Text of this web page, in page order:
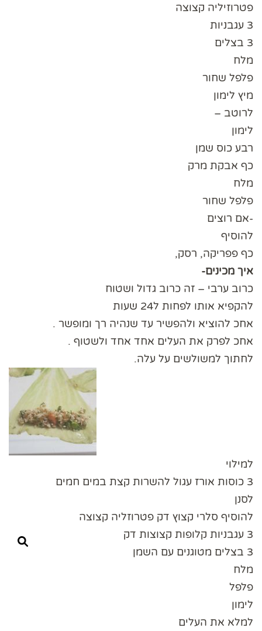
פטרוזיליה קצוצה
3 עגבניות
3 בצלים
מלח
פלפל שחור
מיץ לימון
לרוטב –
לימון
רבע כוס שמן
כף אבקת מרק
מלח
פלפל שחור
-אם רוצים
להוסיף
כף פפריקה, רסק,
איך מכינים-
כרוב ערבי – זה כרוב גדול ושטוח
להקפיא אותו לפחות ל24 שעות
אחכ להוציא ולהפשיר עד שנהיה רך ומופשר .
אחכ לפרק את העלים אחד אחד ולשטוף .
לחתוך למשולשים על עלה.
למילוי
3 כוסות אורז עגול להשרות קצת במים חמים
לסנן
להוסיף סלרי קצוץ דק פטרוזליה קצוצה
3 עגבניות קלופות קצוצות דק
3 בצלים מטוגנים עם השמן
מלח
פלפל
לימון
למלא את העלים